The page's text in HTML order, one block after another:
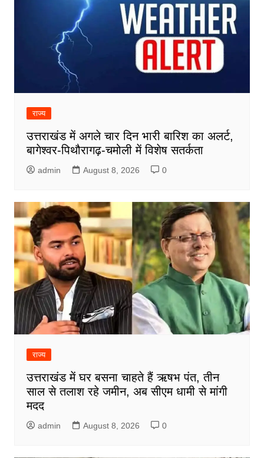
राज्य
उत्तराखंड में अगले चार दिन भारी बारिश का अलर्ट,
बागेश्वर-पिथौरागढ़-चमोली में विशेष सतर्कता
admin August 8, 2026 0
राज्य
उत्तराखंड में घर बसना चाहते हैं ऋषभ पंत, तीन
साल से तलाश रहे जमीन, अब सीएम धामी से मांगी
मदद
admin August 8, 2026 0